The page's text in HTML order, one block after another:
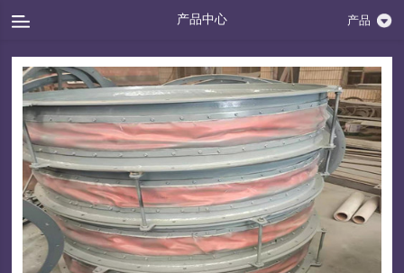
产品中心 产品